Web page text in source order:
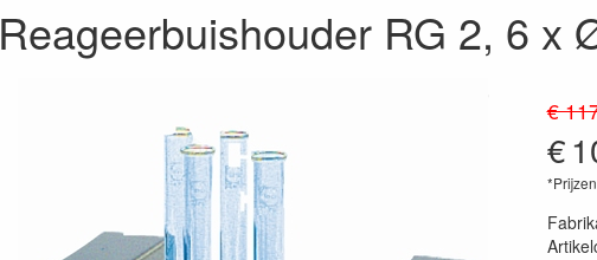
Reageerbuishouder RG 2, 6 x
€
€